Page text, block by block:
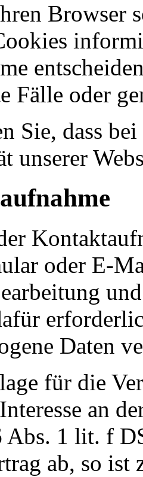
Browser
Fälle oder
Sie, dass
unserer
oder E-
Daten
für die
an
Abs. 1 lit. f
ab, so ist